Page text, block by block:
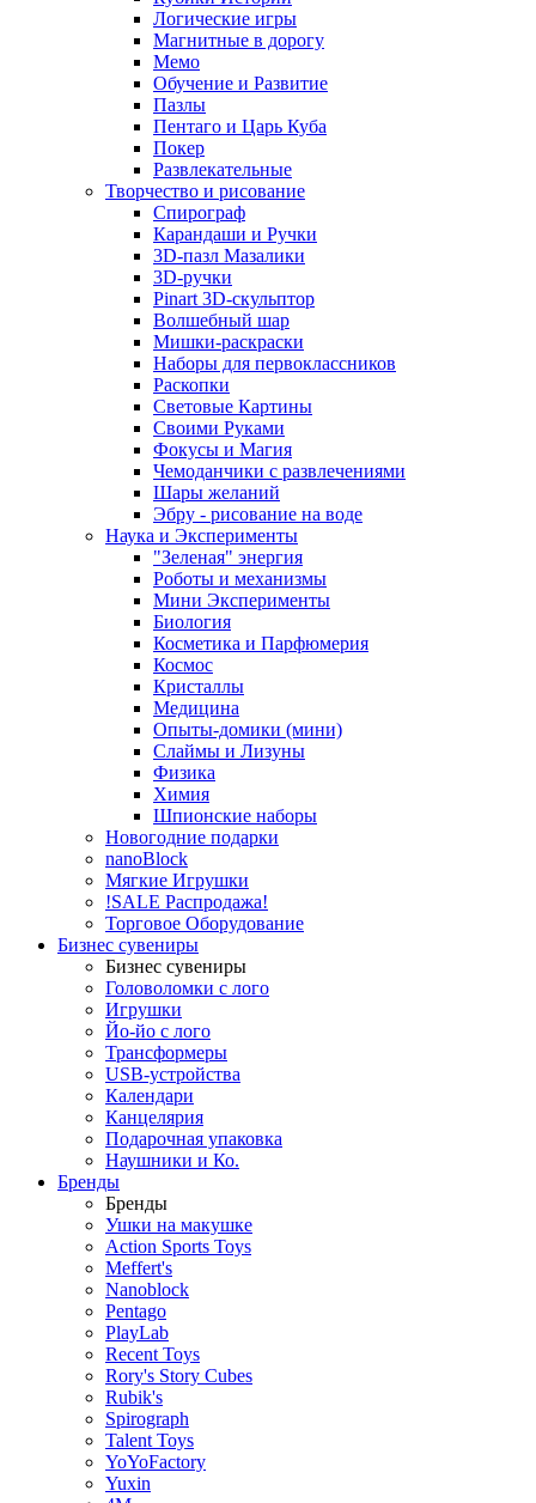
Логические игры
Магнитные в дорогу
Мемо
Обучение и Развитие
Пазлы
Пентаго и Царь Куба
Покер
Развлекательные
Творчество и рисование
Спирограф
Карандаши и Ручки
3D-пазл Мазалики
3D-ручки
Pinart 3D-скульптор
Волшебный шар
Мишки-раскраски
Наборы для первоклассников
Раскопки
Световые Картины
Своими Руками
Фокусы и Магия
Чемоданчики с развлечениями
Шары желаний
Эбру - рисование на воде
Наука и Эксперименты
"Зеленая" энергия
Роботы и механизмы
Мини Эксперименты
Биология
Косметика и Парфюмерия
Космос
Кристаллы
Медицина
Опыты-домики (мини)
Слаймы и Лизуны
Физика
Химия
Шпионские наборы
Новогодние подарки
nanoBlock
Мягкие Игрушки
!SALE Распродажа!
Торговое Оборудование
Бизнес сувениры
Бизнес сувениры
Головоломки с лого
Игрушки
Йо-йо с лого
Трансформеры
USB-устройства
Календари
Канцелярия
Подарочная упаковка
Наушники и Ко.
Бренды
Бренды
Ушки на макушке
Action Sports Toys
Meffert's
Nanoblock
Pentago
PlayLab
Recent Toys
Rory's Story Cubes
Rubik's
Spirograph
Talent Toys
YoYoFactory
Yuxin